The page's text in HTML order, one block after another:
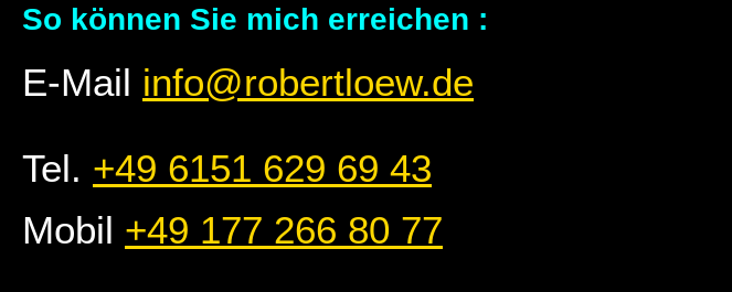
So können Sie mich erreichen :
E-Mail info@robertloew.de
Tel. +49 6151 629 69 43
Mobil +49 177 266 80 77